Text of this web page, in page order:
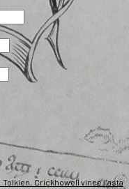
Crickhowell vince l’asta